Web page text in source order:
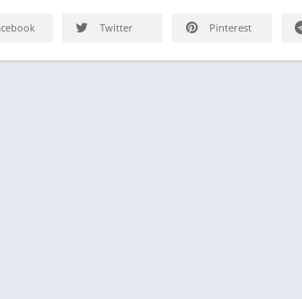
Twitter Pinterest